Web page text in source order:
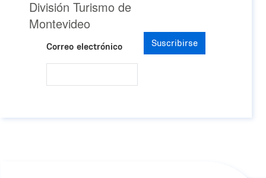
División Turismo de
Montevideo
Correo electrónico Suscribirse